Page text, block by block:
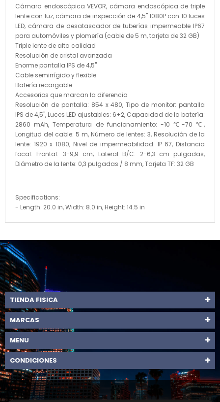
Cámara endoscópica VEVOR, cámara endoscópica de triple
lente con luz, cámara de inspección de 4,5" 1080P con 10 luces
LED, cámara de desatascador de tuberías impermeable IP67
para automóviles y plomería (cable de 5 m, tarjeta de 32 GB)
Triple lente de alta calidad
Resolución de cristal avanzada
Enorme pantalla IPS de 4,5"
Cable semirrígido y flexible
Batería recargable
Accesorios que marcan la diferencia
Resolución de pantalla: 854 x 480, Tipo de monitor: pantalla
IPS de 4,5", Luces LED ajustables: 6+2, Capacidad de la batería:
2860 mAh, Temperatura de funcionamiento: -10 ℃-70 ℃,
Longitud del cable: 5 m, Número de lentes: 3, Resolución de la
lente: 1920 x 1080, Nivel de impermeabilidad: IP 67, Distancia
focal: Frontal: 3-9,9 cm; Lateral B/C: 2-6,3 cm pulgadas,
Diámetro de la lente: 0,3 pulgadas / 8 mm, Tarjeta TF: 32 GB
Specifications:
- Length: 20.0 in, Width: 8.0 in, Height: 14.5 in
TIENDA FISICA
MARCAS
MENU
CONDICIONES